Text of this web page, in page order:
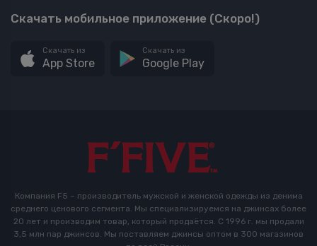
Скачать мобильное приложение (Скоро!)
Скачать из
App Store
Скачать из
Google Play
Компания F5 – производитель мужской и женской одежды из денима
среднего ценового сегмента. Мы специализируемся на джинсах более
20 лет и производим товар, который продаётся. С 1996 г. мы продали
3,5 млн пар джинсов. Мы поставляем джинсы оптом в 300 магазинов